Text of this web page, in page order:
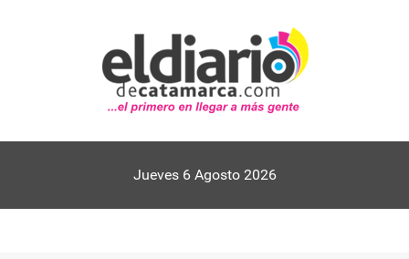
Jueves 6 Agosto 2026